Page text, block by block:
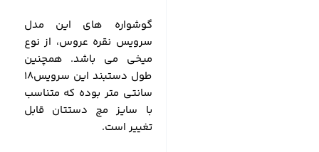
گوشواره های این مدل
سرویس نقره عروس، از نوع
میخی می باشد. همچنین
طول دستبند این سرویس18
سانتی متر بوده که متناسب
با سایز مچ دستتان قابل
تغییر است.